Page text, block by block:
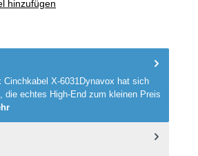
hinzufügen
Cinchkabel X-6031Dynavox hat sich
die echtes High-End zum kleinen Preis